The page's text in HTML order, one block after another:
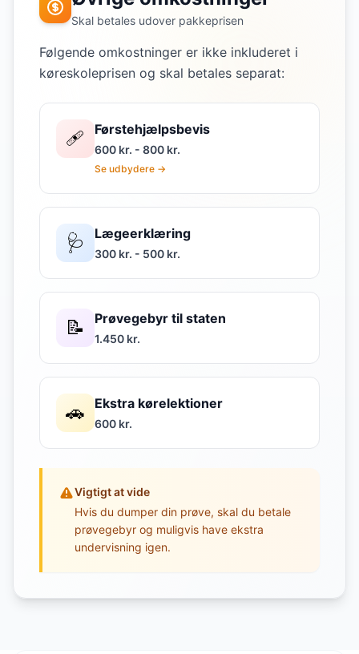
Skal betales udover pakkeprisen
Følgende omkostninger er ikke inkluderet i
køreskoleprisen og skal betales separat:
🩹 Førstehjælpsbevis
600 kr. - 800 kr.
Se udbydere →
🩺 Lægeerklæring
300 kr. - 500 kr.
📝 Prøvegebyr til staten
1.450 kr.
🚗 Ekstra kørelektioner
600 kr.
Vigtigt at vide
Hvis du dumper din prøve, skal du betale
prøvegebyr og muligvis have ekstra
undervisning igen.